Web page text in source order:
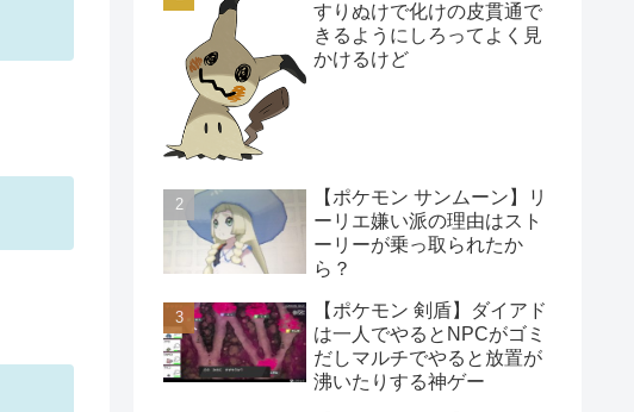
すりぬけで化けの皮貫通で
きるようにしろってよく見
かけるけど
【ポケモン サンムーン】リ
ーリエ嫌い派の理由はスト
ーリーが乗っ取られたか
ら？
【ポケモン 剣盾】ダイアド
は一人でやるとNPCがゴミ
だしマルチでやると放置が
沸いたりする神ゲー